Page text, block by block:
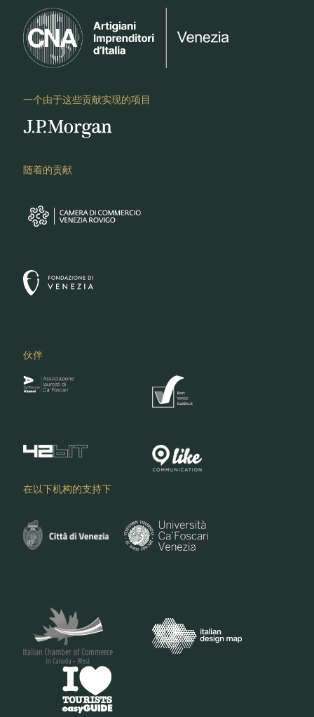
一个由于这些贡献实现的项目
随着的贡献
伙伴
在以下机构的支持下